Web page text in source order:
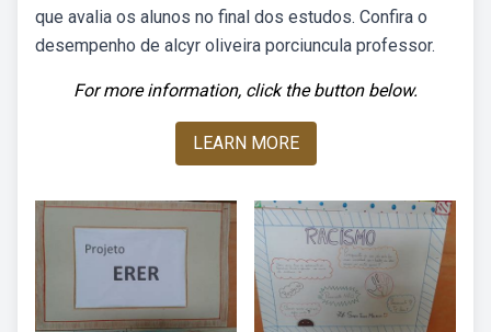
que avalia os alunos no final dos estudos. Confira o
desempenho de alcyr oliveira porciuncula professor.
For more information, click the button below.
LEARN MORE